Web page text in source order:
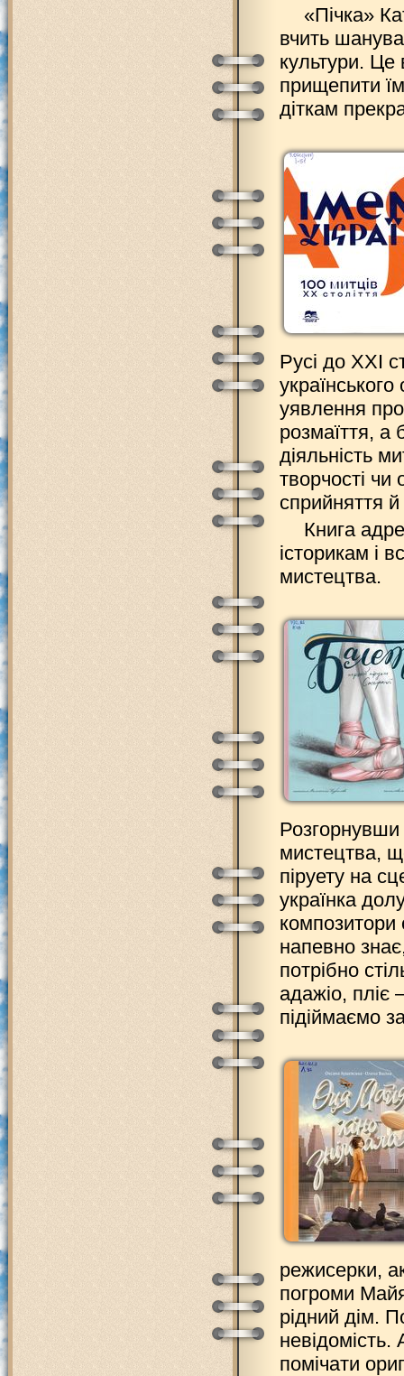
«Пічка»
вчить
культури. Це
прищепити
діткам
Русі до ХХІ
уявлення про
розмаїття, а
діяльність
творчості чи
сприйняття й
Книга
історикам і
мистецтва.
мистецтва,
піруету на
українка
композитори
напевно
потрібно
адажіо, пліє
підіймаємо
режисерки,
погроми
рідний дім.
помічати